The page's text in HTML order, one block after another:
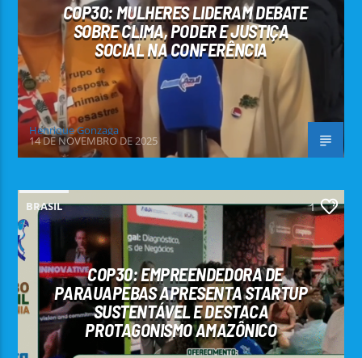
COP30: MULHERES LIDERAM DEBATE
SOBRE CLIMA, PODER E JUSTIÇA
SOCIAL NA CONFERÊNCIA
Henrique Gonzaga
14 DE NOVEMBRO DE 2025
BRASIL 1
COP30: EMPREENDEDORA DE
PARAUAPEBAS APRESENTA STARTUP
SUSTENTÁVEL E DESTACA
PROTAGONISMO AMAZÔNICO